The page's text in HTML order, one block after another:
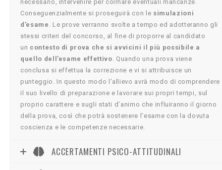
necessario, intervenire per colmare eventuali mancanze.
Conseguenzialmente si proseguirà con le simulazioni
d’esame . Le prove verranno svolte a tempo ed adotteranno gli
stessi criteri del concorso, al fine di proporre al candidato
un contesto di prova che si avvicini il più possibile a
quello dell’esame effettivo. Quando una prova viene
conclusa si effettua la correzione e vi si attribuisce un
punteggio. In questo modo l’allievo avrà modo di comprendere
il suo livello di preparazione e lavorare sui propri tempi, sul
proprio carattere e sugli stati d’animo che influiranno il giorno
della prova, così che potrà sostenere l’esame con la dovuta
coscienza e le competenze necessarie.
ACCERTAMENTI PSICO-ATTITUDINALI